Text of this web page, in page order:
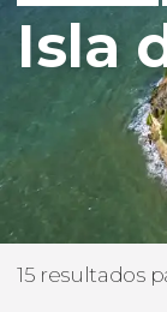
Isla
15 resultados